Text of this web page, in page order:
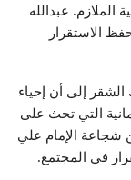
عبدالله
الاستقرار
الشقر إلى أن إحياء
التي تحث على
شجاعة الإمام علي
في المجتمع.